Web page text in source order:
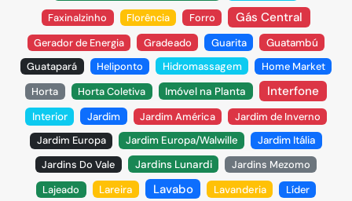
Faxinalzinho
Florência Forro Gás Central
Gerador de Energia Gradeado Guarita
Guatambú
Guatapará
Heliponto Hidromassagem
Home Market
Horta
Horta Coletiva Imóvel na Planta Interfone
Interior Jardim Jardim América
Jardim de Inverno
Jardim Europa
Jardim Europa/Walwille
Jardim Itália
Jardins Do Vale
Jardins Lunardi
Jardins Mezomo
Lajeado
Lareira Lavabo Lavanderia
Líder